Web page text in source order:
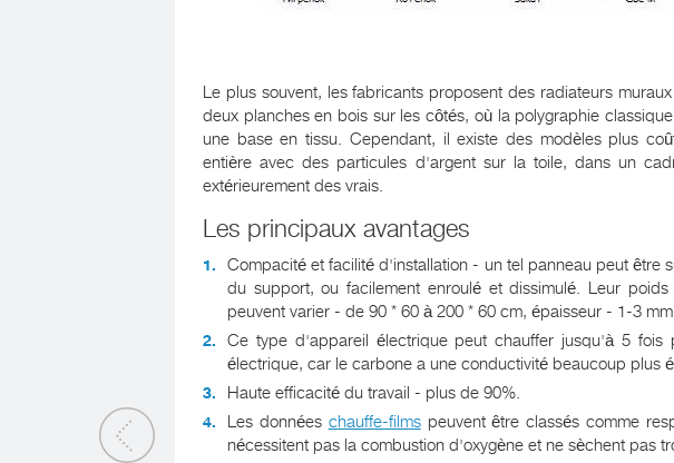
Le plus souvent, les fabricants proposent des radiateurs
deux planches en bois sur les côtés, où la polygraphie
une base en tissu. Cependant, il existe des modèles plus
entière avec des particules d'argent sur la toile, dans un
extérieurement des vrais.
Les principaux avantages
Compacité et facilité d'installation - un tel panneau peut être
du support, ou facilement enroulé et dissimulé. Leur
peuvent varier - de 90 * 60 à 200 * 60 cm, épaisseur - 1-3
Ce type d'appareil électrique peut chauffer jusqu'à 5 fois
électrique, car le carbone a une conductivité beaucoup plus
Haute efficacité du travail - plus de 90%.
Les données chauffe-filmspeuvent être classés comme
nécessitent pas la combustion d'oxygène et ne sèchent pas